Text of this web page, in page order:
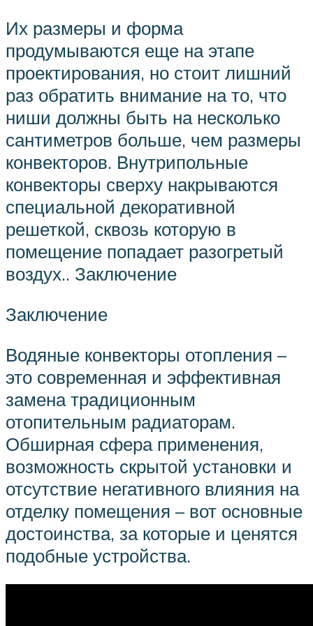
Их размеры и форма
продумываются еще на этапе
проектирования, но стоит лишний
раз обратить внимание на то, что
ниши должны быть на несколько
сантиметров больше, чем размеры
конвекторов. Внутрипольные
конвекторы сверху накрываются
специальной декоративной
решеткой, сквозь которую в
помещение попадает разогретый
воздух.. Заключение
Заключение
Водяные конвекторы отопления –
это современная и эффективная
замена традиционным
отопительным радиаторам.
Обширная сфера применения,
возможность скрытой установки и
отсутствие негативного влияния на
отделку помещения – вот основные
достоинства, за которые и ценятся
подобные устройства.